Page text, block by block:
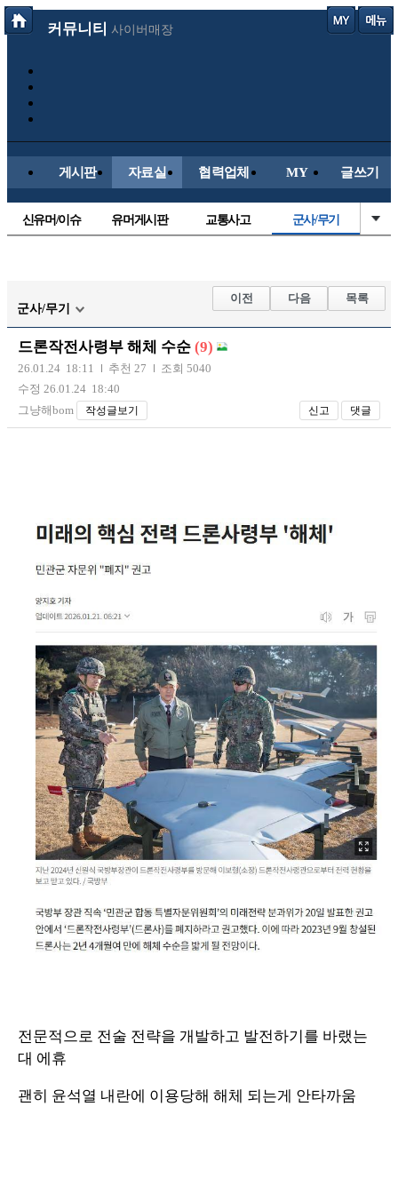
커뮤니티 사이버매장
게시판 자료실 협력업체 MY 글쓰기
신유머/이슈 유머게시판 교통사고 군사/무기
레이싱모델 자유사진
트럭/버스
장착시공사진
군사/무기
이전 다음 목록
드론작전사령부 해체 수순 (9)
26.01.24 18:11 추천 27
조회 5040
수정 26.01.24 18:40
그냥해bom
작성글보기 신고 댓글
전문적으로 전술 전략을 개발하고 발전하기를 바랬는
대 에휴
괜히 윤석열 내란에 이용당해 해체 되는게 안타까움